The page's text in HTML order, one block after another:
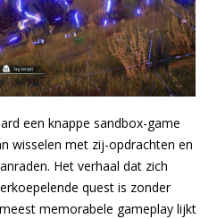
een knappe sandbox-game
wisselen met zij-opdrachten en
Het verhaal dat zich
quest is zonder
memorabele gameplay lijkt